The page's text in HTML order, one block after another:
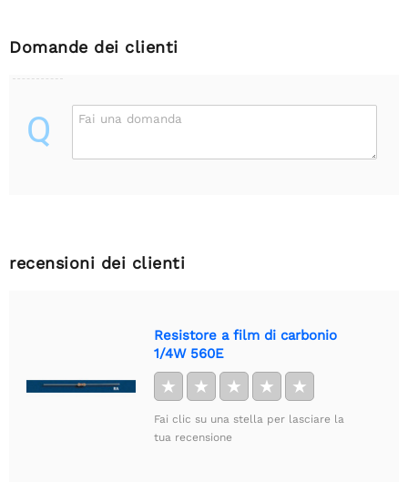
Domande dei clienti
Q Fai una domanda
recensioni dei clienti
Resistore a film di carbonio
1/4W 560E
★ ★ ★ ★ ★
Fai clic su una stella per lasciare la
tua recensione